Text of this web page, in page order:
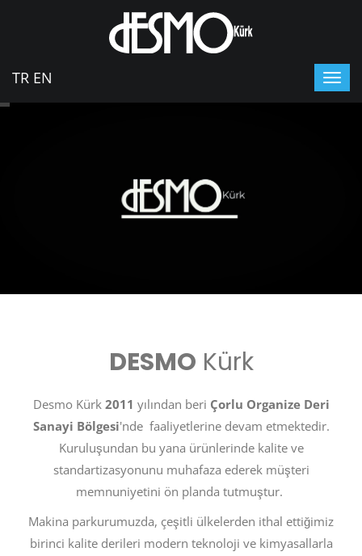
TR EN
DESMO Kürk
Desmo Kürk 2011 yılından beri Çorlu Organize Deri
Sanayi Bölgesi'nde faaliyetlerine devam etmektedir.
Kuruluşundan bu yana ürünlerinde kalite ve
standartizasyonunu muhafaza ederek müşteri
memnuniyetini ön planda tutmuştur.
Makina parkurumuzda, çeşitli ülkelerden ithal ettiğimiz
birinci kalite derileri modern teknoloji ve kimyasallarla